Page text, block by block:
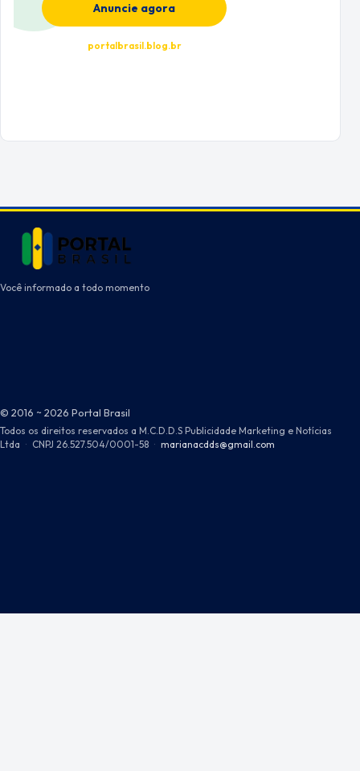
Anuncie agora
portalbrasil.blog.br
Você informado a todo momento
© 2016 ~ 2026 Portal Brasil
Todos os direitos reservados a M.C.D.D.S Publicidade Marketing e Notícias
Ltda · CNPJ 26.527.504/0001-58 · marianacdds@gmail.com